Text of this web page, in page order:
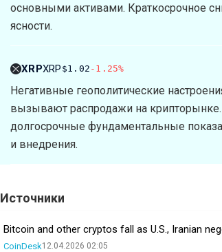
основными активами. Краткосрочное
ясности.
XRPXRP $1.02 -1.25%
Негативные геополитические
вызывают распродажи на
долгосрочные фундаментальные
и внедрения.
Источники
Bitcoin and other cryptos fall as U.S., Iranian
CoinDesk12.04.2026 02:05